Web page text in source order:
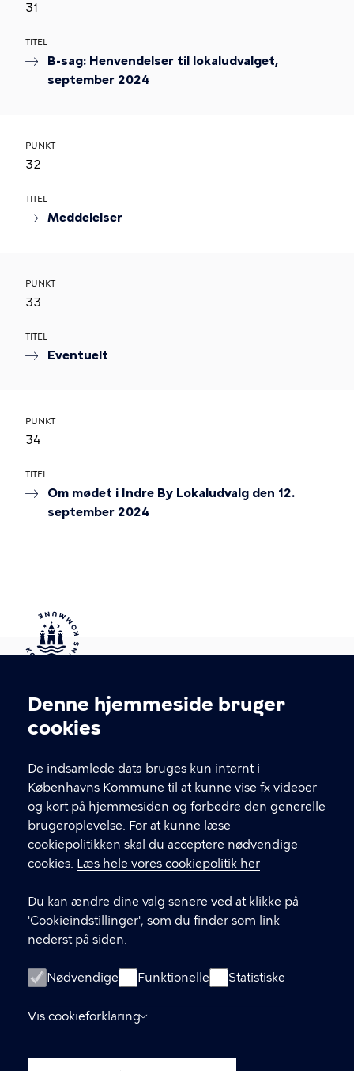
Cookieindstillinger
Denne hjemmeside bruger
cookies
De indsamlede data bruges kun internt i
Københavns Kommune til at kunne vise fx videoer
og kort på hjemmesiden og forbedre den generelle
brugeroplevelse. For at kunne læse
cookiepolitikken skal du acceptere nødvendige
cookies. Læs hele vores cookiepolitik her
Du kan ændre dine valg senere ved at klikke på
'Cookieindstillinger', som du finder som link
nederst på siden.
Nødvendige Funktionelle Statistiske
Vis cookieforklaring
31
TITEL
B-sag: Henvendelser til lokaludvalget,
september 2024
PUNKT
32
TITEL
Meddelelser
PUNKT
33
TITEL
Eventuelt
PUNKT
34
TITEL
Om mødet i Indre By Lokaludvalg den 12.
september 2024
Kontakt Københavns Kommune
T
fFind andre kontakter her
CVR-nummer64942212
GENVEJE
Digital Post
Databeskyttelse
Tilgængelighedserklæring
Om hjemmesiden